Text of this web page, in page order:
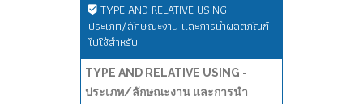
TYPE AND RELATIVE USING -
ประเภท/ลักษณะงาน และการนำผลิตภัณฑ์
ไปใช้สำหรับ
TYPE AND RELATIVE USING -
ประเภท/ลักษณะงาน และการนำ